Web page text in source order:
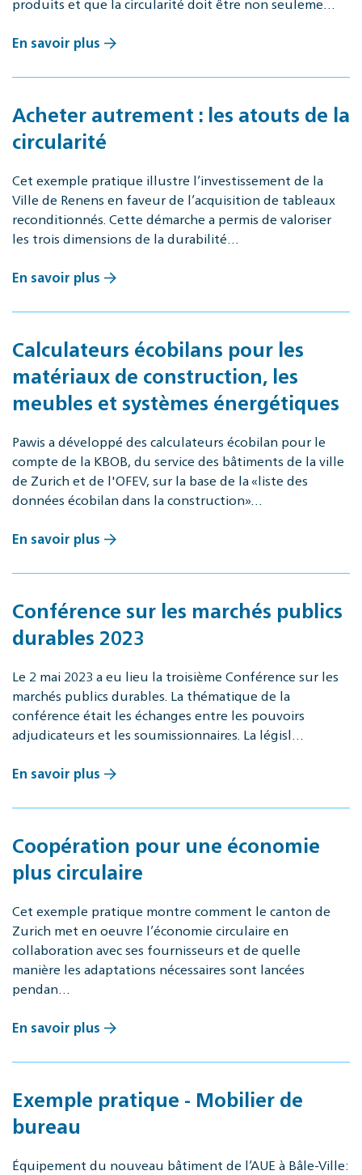
produits et que la circularité doit être non seuleme…
En savoir plus
Acheter autrement : les atouts de la
circularité
Cet exemple pratique illustre l’investissement de la
Ville de Renens en faveur de l’acquisition de tableaux
reconditionnés. Cette démarche a permis de valoriser
les trois dimensions de la durabilité…
En savoir plus
Calculateurs écobilans pour les
matériaux de construction, les
meubles et systèmes énergétiques
Pawis a développé des calculateurs écobilan pour le
compte de la KBOB, du service des bâtiments de la ville
de Zurich et de l'OFEV, sur la base de la «liste des
données écobilan dans la construction»…
En savoir plus
Conférence sur les marchés publics
durables 2023
Le 2 mai 2023 a eu lieu la troisième Conférence sur les
marchés publics durables. La thématique de la
conférence était les échanges entre les pouvoirs
adjudicateurs et les soumissionnaires. La législ…
En savoir plus
Coopération pour une économie
plus circulaire
Cet exemple pratique montre comment le canton de
Zurich met en oeuvre l’économie circulaire en
collaboration avec ses fournisseurs et de quelle
manière les adaptations nécessaires sont lancées
pendan…
En savoir plus
Exemple pratique - Mobilier de
bureau
Équipement du nouveau bâtiment de l’AUE à Bâle-Ville: